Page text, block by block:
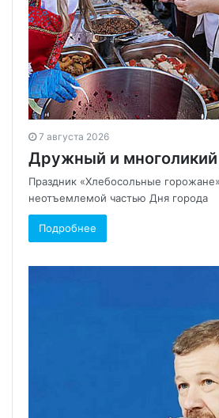
7 августа 2026
Дружный и многоликий
Праздник «Хлебосольные
неотъемлемой частью Дня города
Подробнее